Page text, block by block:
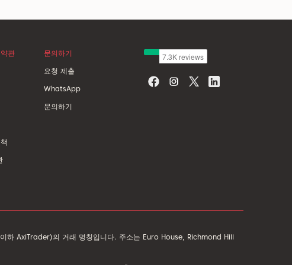
관
문의하기
요청 제출
WhatsApp
문의하기
하 AxiTrader)의 거래 명칭입니다. 주소는 Euro House, Richmond Hill